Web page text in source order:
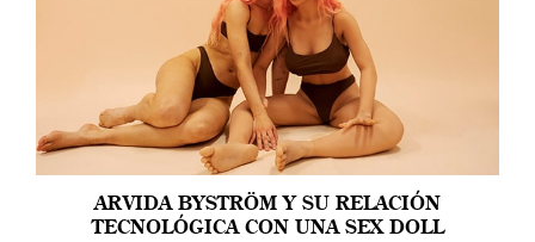
ARVIDA BYSTRÖM Y SU RELACIÓN
TECNOLÓGICA CON UNA SEX DOLL